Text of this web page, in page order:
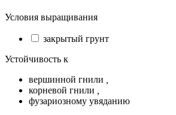
Условия выращивания
закрытый грунт
Устойчивость к
вершинной гнили
корневой гнили
фузариозному увяданию